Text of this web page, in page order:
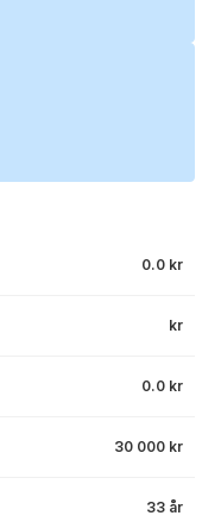
0.0 kr
kr
0.0 kr
30 000 kr
33 år